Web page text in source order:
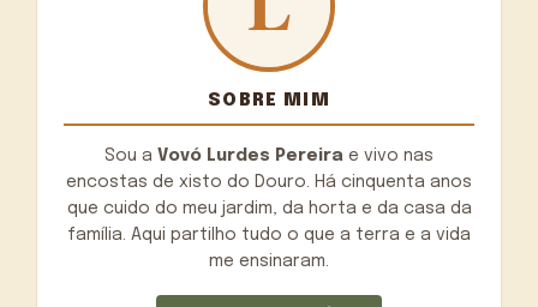
SOBRE MIM
Sou a Vovó Lurdes Pereira e vivo nas
encostas de xisto do Douro. Há cinquenta anos
que cuido do meu jardim, da horta e da casa da
família. Aqui partilho tudo o que a terra e a vida
me ensinaram.